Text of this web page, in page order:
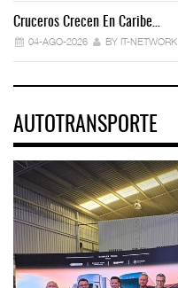
Cruceros Crecen En Caribe…
04-AGO-2026 BY IT-NETWORK
AUTOTRANSPORTE